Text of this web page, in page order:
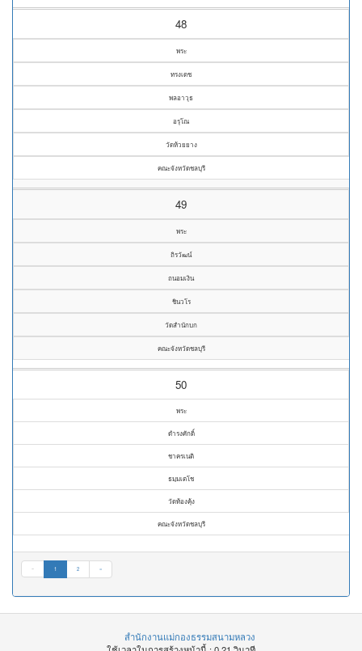
48
พระ
ทรงเดช
พลอาวุธ
อรุโณ
วัดห้วยยาง
คณะจังหวัดชลบุรี
49
พระ
ถิรวัฒน์
ถนอมเงิน
ชินวโร
วัดสำนักบก
คณะจังหวัดชลบุรี
50
พระ
ดำรงศักดิ์
ชาครเนติ
ธมฺมเตโช
วัดท้องคุ้ง
คณะจังหวัดชลบุรี
« 1 2 »
สำนักงานแม่กองธรรมสนามหลวง